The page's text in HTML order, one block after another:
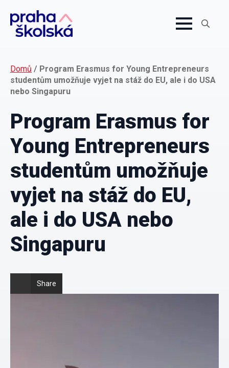
Domů / Program Erasmus for Young Entrepreneurs
studentům umožňuje vyjet na stáž do EU, ale i do USA
nebo Singapuru
Program Erasmus for
Young Entrepreneurs
studentům umožňuje
vyjet na stáž do EU,
ale i do USA nebo
Singapuru
Share